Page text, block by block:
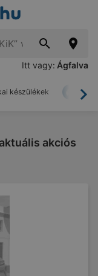
Itt vagy: Ágfalva
készülékek
akciós